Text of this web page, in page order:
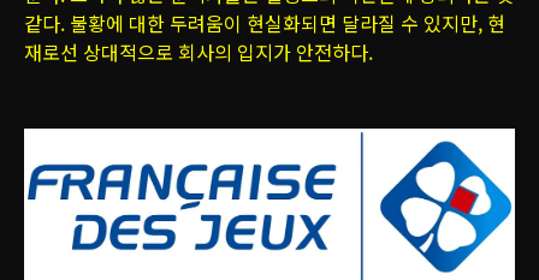
같다. 불황에 대한 두려움이 현실화되면 달라질 수 있지만, 현
재로선 상대적으로 회사의 입지가 안전하다.